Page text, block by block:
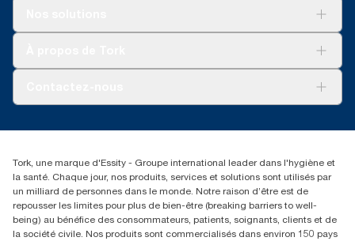
Réclamation pour distributeurs
02 766 05 30
Essity Belgium NV
Berkenlaan 8B
1831 MACHELEN
Tork, une marque d'Essity - Groupe international leader dans l'hygiène et
la santé. Chaque jour, nos produits, services et solutions sont utilisés par
un milliard de personnes dans le monde. Notre raison d’être est de
repousser les limites pour plus de bien-être (breaking barriers to well-
being) au bénéfice des consommateurs, patients, soignants, clients et de
la société civile. Nos produits sont commercialisés dans environ 150 pays